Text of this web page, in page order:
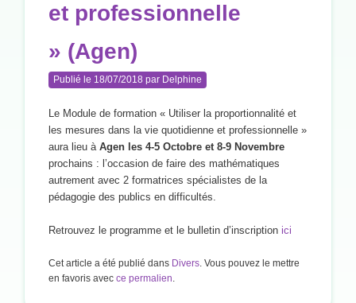
et professionnelle
» (Agen)
Publié le 18/07/2018 par Delphine
Le Module de formation « Utiliser la proportionnalité et
les mesures dans la vie quotidienne et professionnelle »
aura lieu à Agen les 4-5 Octobre et 8-9 Novembre
prochains : l’occasion de faire des mathématiques
autrement avec 2 formatrices spécialistes de la
pédagogie des publics en difficultés.
Retrouvez le programme et le bulletin d’inscription ici
Cet article a été publié dans Divers . Vous pouvez le mettre
en favoris avec ce permalien